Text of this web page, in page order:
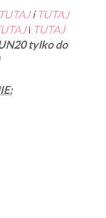
TUTAJi TUTAJ
i TUTAJ
tylko do